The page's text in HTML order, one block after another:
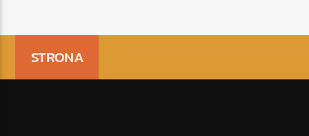
STRONA